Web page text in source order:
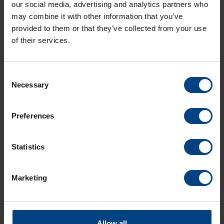
our social media, advertising and analytics partners who
may combine it with other information that you’ve
provided to them or that they’ve collected from your use
of their services.
Selection
Necessary
Preferences
Statistics
Marketing
synchronisé (l’heure et la date de début absolues doivent être
réglées manuellement).
Produits
Soutien
Téléchargements
YouTube